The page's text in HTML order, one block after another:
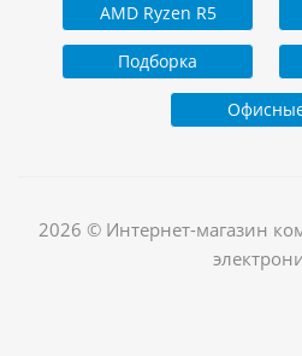
AMD Ryzen R5
Подборка
2026 © Интернет-магазин